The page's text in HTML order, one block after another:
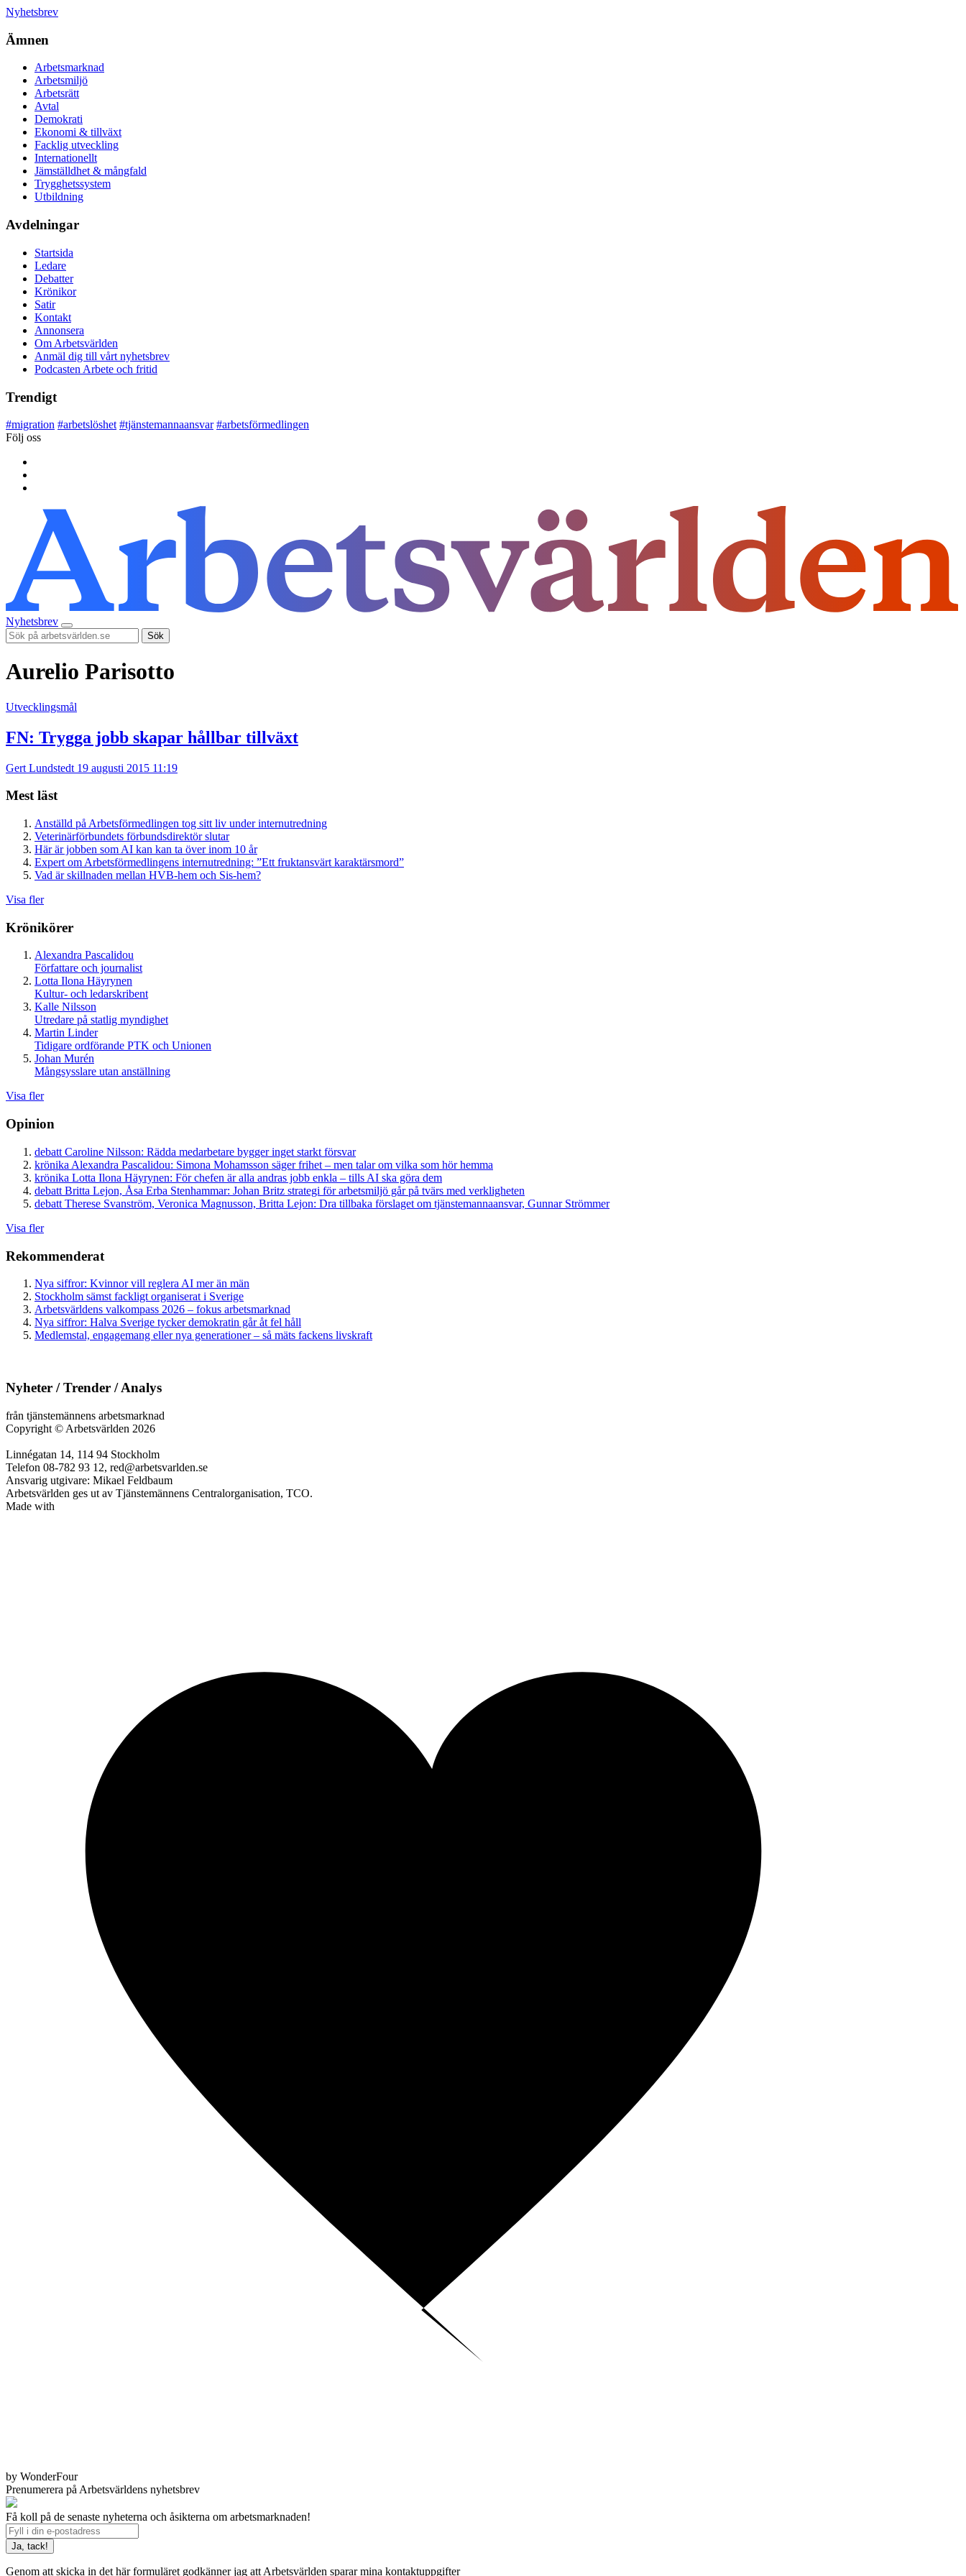
Nyhetsbrev
Ämnen
Arbetsmarknad
Arbetsmiljö
Arbetsrätt
Avtal
Demokrati
Ekonomi & tillväxt
Facklig utveckling
Internationellt
Jämställdhet & mångfald
Trygghetssystem
Utbildning
Avdelningar
Startsida
Ledare
Debatter
Krönikor
Satir
Kontakt
Annonsera
Om Arbetsvärlden
Anmäl dig till vårt nyhetsbrev
Podcasten Arbete och fritid
Trendigt
#migration #arbetslöshet #tjänstemannaansvar #arbetsförmedlingen
Följ oss
Nyhetsbrev
Sök
Aurelio Parisotto
Utvecklingsmål
FN: Trygga jobb skapar hållbar tillväxt
Gert Lundstedt 19 augusti 2015 11:19
Mest läst
Anställd på Arbetsförmedlingen tog sitt liv under internutredning
Veterinärförbundets förbundsdirektör slutar
Här är jobben som AI kan kan ta över inom 10 år
Expert om Arbetsförmedlingens internutredning: ”Ett fruktansvärt karaktärsmord”
Vad är skillnaden mellan HVB-hem och Sis-hem?
Visa fler
Krönikörer
Alexandra Pascalidou
Författare och journalist
Lotta Ilona Häyrynen
Kultur- och ledarskribent
Kalle Nilsson
Utredare på statlig myndighet
Martin Linder
Tidigare ordförande PTK och Unionen
Johan Murén
Mångsysslare utan anställning
Visa fler
Opinion
debatt Caroline Nilsson: Rädda medarbetare bygger inget starkt försvar
krönika Alexandra Pascalidou: Simona Mohamsson säger frihet – men talar om vilka som hör hemma
krönika Lotta Ilona Häyrynen: För chefen är alla andras jobb enkla – tills AI ska göra dem
debatt Britta Lejon, Åsa Erba Stenhammar: Johan Britz strategi för arbetsmiljö går på tvärs med verkligheten
debatt Therese Svanström, Veronica Magnusson, Britta Lejon: Dra tillbaka förslaget om tjänstemannaansvar, Gunnar Strömmer
Visa fler
Rekommenderat
Nya siffror: Kvinnor vill reglera AI mer än män
Stockholm sämst fackligt organiserat i Sverige
Arbetsvärldens valkompass 2026 – fokus arbetsmarknad
Nya siffror: Halva Sverige tycker demokratin går åt fel håll
Medlemstal, engagemang eller nya generationer – så mäts fackens livskraft
Nyheter / Trender / Analys
från tjänstemännens arbetsmarknad
Copyright © Arbetsvärlden 2026
Linnégatan 14, 114 94 Stockholm
Telefon 08-782 93 12, red@arbetsvarlden.se
Ansvarig utgivare: Mikael Feldbaum
Arbetsvärlden ges ut av Tjänstemännens Centralorganisation, TCO.
Made with
by WonderFour
Prenumerera på Arbetsvärldens nyhetsbrev
Få koll på de senaste nyheterna och åsikterna om arbetsmarknaden!
Genom att skicka in det här formuläret godkänner jag att Arbetsvärlden sparar mina kontaktuppgifter